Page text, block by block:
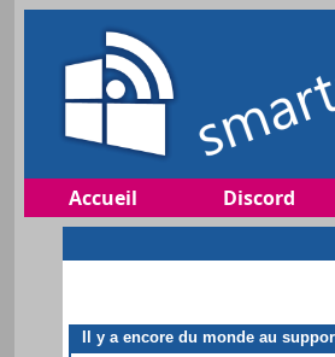
Accueil Discord
Il y a encore du monde au